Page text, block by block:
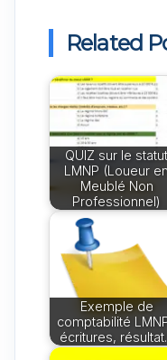
Related
QUIZ sur le statut
LMNP (Loueur en
Meublé Non
Professionnel)
Exemple de
comptabilité
écritures,